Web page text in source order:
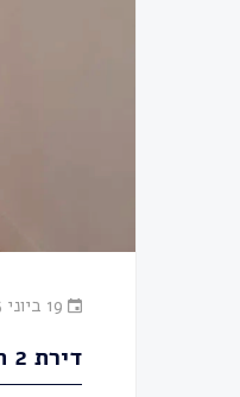
19 ביוני 2025
דירת 2 חדרים, משופצת – Centro Histórico, Setúbal